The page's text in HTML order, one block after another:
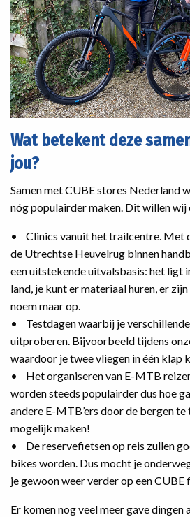
Wat betekent deze
jou?
Samen met CUBE stores Nederland
nóg populairder maken. Dit willen wij
• Clinics vanuit het trailcentre. Met
de Utrechtse Heuvelrug binnen
een uitstekende uitvalsbasis: het ligt
land, je kunt er materiaal huren, er
noem maar op.
• Testdagen waarbij je
uitproberen. Bijvoorbeeld tijdens
waardoor je twee vliegen in één klap
• Het organiseren van E-MTB
worden steeds populairder dus hoe
andere E-MTB’ers door de bergen
mogelijk maken!
• De reservefietsen op reis zullen
bikes worden. Dus mocht je
je gewoon weer verder op een CUBE
Er komen nog veel meer gave dingen